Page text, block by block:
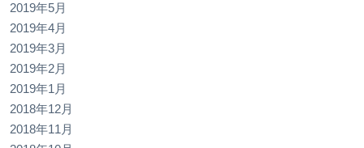
2019年5月
2019年4月
2019年3月
2019年2月
2019年1月
2018年12月
2018年11月